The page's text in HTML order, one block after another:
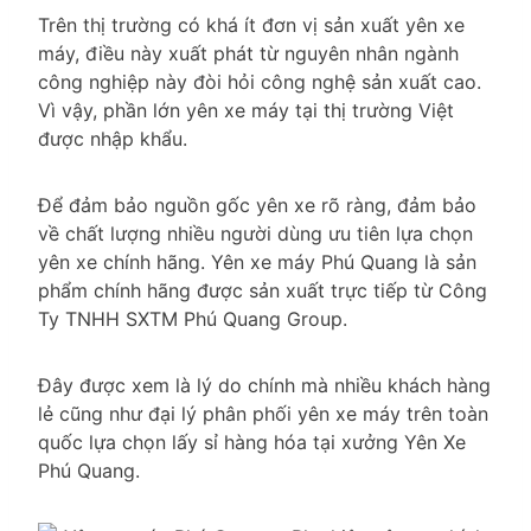
Trên thị trường có khá ít đơn vị sản xuất yên xe
máy, điều này xuất phát từ nguyên nhân ngành
công nghiệp này đòi hỏi công nghệ sản xuất cao.
Vì vậy, phần lớn yên xe máy tại thị trường Việt
được nhập khẩu.
Để đảm bảo nguồn gốc yên xe rõ ràng, đảm bảo
về chất lượng nhiều người dùng ưu tiên lựa chọn
yên xe chính hãng. Yên xe máy Phú Quang là sản
phẩm chính hãng được sản xuất trực tiếp từ Công
Ty TNHH SXTM Phú Quang Group.
Đây được xem là lý do chính mà nhiều khách hàng
lẻ cũng như đại lý phân phối yên xe máy trên toàn
quốc lựa chọn lấy sỉ hàng hóa tại xưởng Yên Xe
Phú Quang.